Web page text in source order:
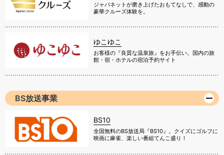
ジャパネットが磨き上げたおもてなしで、感動の
豪華クルーズ体験を。
ゆこゆこ
お客様の『良質な温泉旅』をお手伝い。国内の旅
館・宿・ホテルの宿泊予約サイト
BS放送事業
BS10
全国無料のBS放送局『BS10』。クイズにゴルフに
映画に麻雀、楽しい番組てんこ盛り！